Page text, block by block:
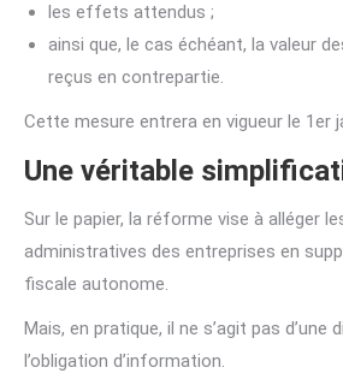
les effets attendus ;
ainsi que, le cas échéant, la valeur
reçus en contrepartie.
Cette mesure entrera en vigueur le 1er
Une véritable
Sur le papier, la réforme vise à alléger
administratives des entreprises en
fiscale autonome.
Mais, en pratique, il ne s’agit pas d’une
l’obligation d’information.